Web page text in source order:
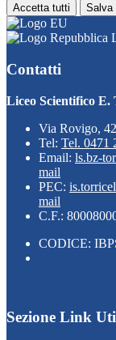
Accetta tutti Salva
Contatti
Liceo Scientifico
Via Rovigo,
Tel: Tel. 0471
Email: ls.bz-
mail
PEC:
mail
C.F.:
CODICE:
Sezione Link